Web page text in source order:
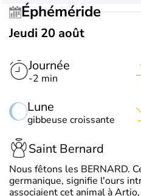
Éphéméride
Jeudi 20 août
Journée
-2 min
Lune
gibbeuse croissante
Saint Bernard
Nous fêtons les BERNARD.
germanique, signifie l'ours
associaient cet animal à